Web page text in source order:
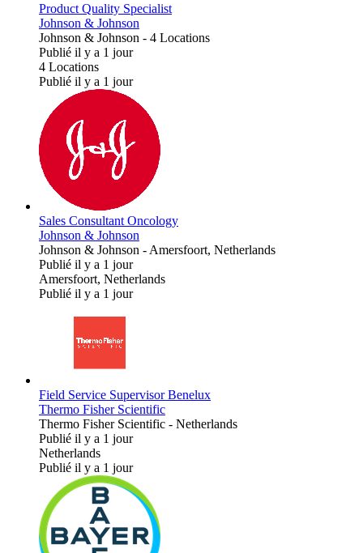
Product Quality Specialist
Johnson & Johnson
Johnson & Johnson - 4 Locations
Publié il y a 1 jour
4 Locations
Publié il y a 1 jour
Sales Consultant Oncology
Johnson & Johnson
Johnson & Johnson - Amersfoort, Netherlands
Publié il y a 1 jour
Amersfoort, Netherlands
Publié il y a 1 jour
Field Service Supervisor Benelux
Thermo Fisher Scientific
Thermo Fisher Scientific - Netherlands
Publié il y a 1 jour
Netherlands
Publié il y a 1 jour